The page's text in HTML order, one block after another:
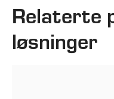
Relaterte
løsninger